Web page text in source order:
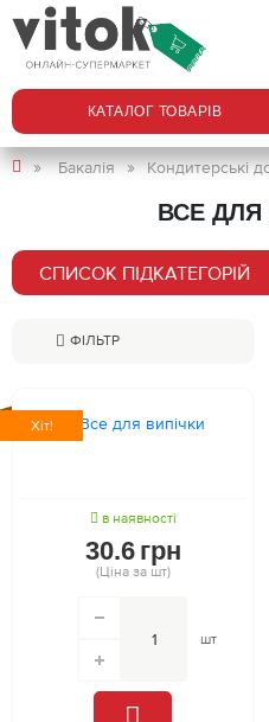
КАТАЛОГ ТОВАРІВ
Бакалія Кондитерські
ВСЕ ДЛЯ
СПИСОК ПІДКАТЕГОРІЙ
ФІЛЬТР
Хіт!
в наявності
30.6 грн
(Ціна за шт)
шт